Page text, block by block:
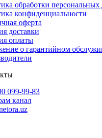
обработки
конфиденциальности
оферта
доставки
оплаты
о гарантийном
099-99-83
канал